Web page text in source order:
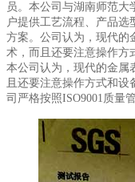
员。本公司与湖南师范大
户提供工艺流程、产品
方案。公司认为，现代的
术，而且还要注意操作方
本公司认为，现代的金属
且还要注意操作方式和
司严格按照ISO9001质量